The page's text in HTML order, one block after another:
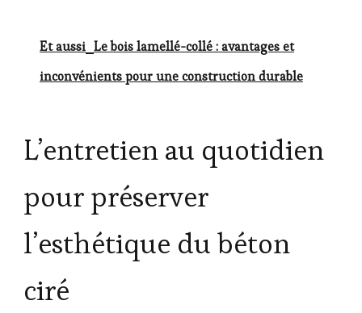
Et aussi Le bois lamellé-collé : avantages et
inconvénients pour une construction durable
L’entretien au quotidien
pour préserver
l’esthétique du béton
ciré